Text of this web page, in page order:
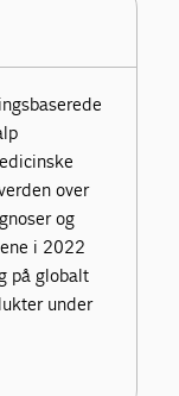
over
og
i 2022
på globalt
under